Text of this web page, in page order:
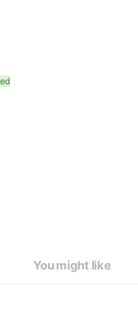
You might like